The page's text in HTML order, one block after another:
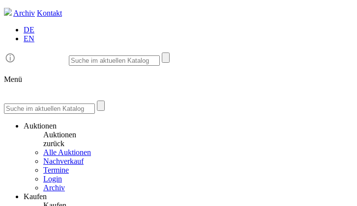
Archiv Kontakt
DE
EN
Menü
Auktionen
Auktionen
zurück
Alle Auktionen
Nachverkauf
Termine
Login
Archiv
Kaufen